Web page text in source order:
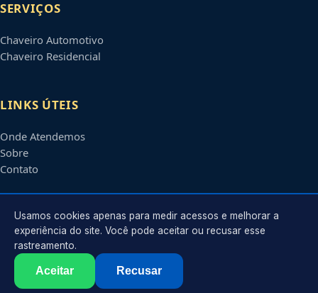
SERVIÇOS
Chaveiro Automotivo
Chaveiro Residencial
LINKS ÚTEIS
Onde Atendemos
Sobre
Contato
CONTATO
Atendimento em
contato@chaveiroempiracicaba.com.br
2026 Piracicaba
. Todos os direitos reservados.
Usamos cookies apenas para medir acessos e melhorar a
experiência do site. Você pode aceitar ou recusar esse
rastreamento.
Aceitar Recusar